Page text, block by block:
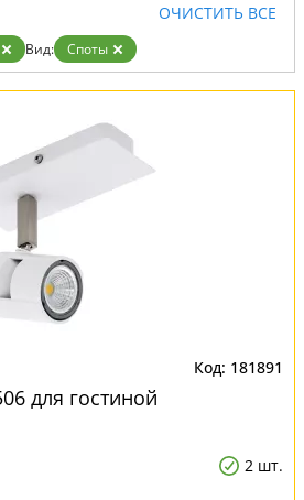
ОЧИСТИТЬ ВСЕ
Вид: Споты
181891
для гостиной
2 шт.